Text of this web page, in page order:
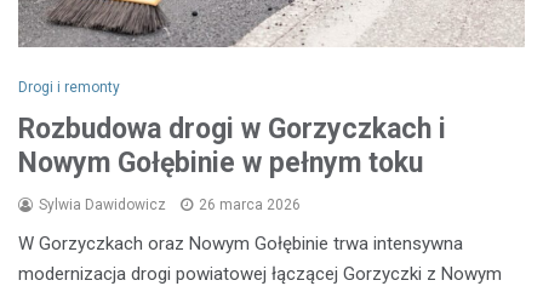
Drogi i remonty
Rozbudowa drogi w Gorzyczkach i
Nowym Gołębinie w pełnym toku
Sylwia Dawidowicz 26 marca 2026
W Gorzyczkach oraz Nowym Gołębinie trwa intensywna
modernizacja drogi powiatowej łączącej Gorzyczki z Nowym